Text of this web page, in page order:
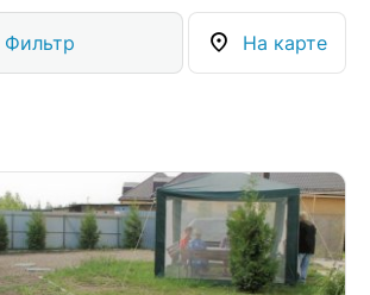
Фильтр На карте